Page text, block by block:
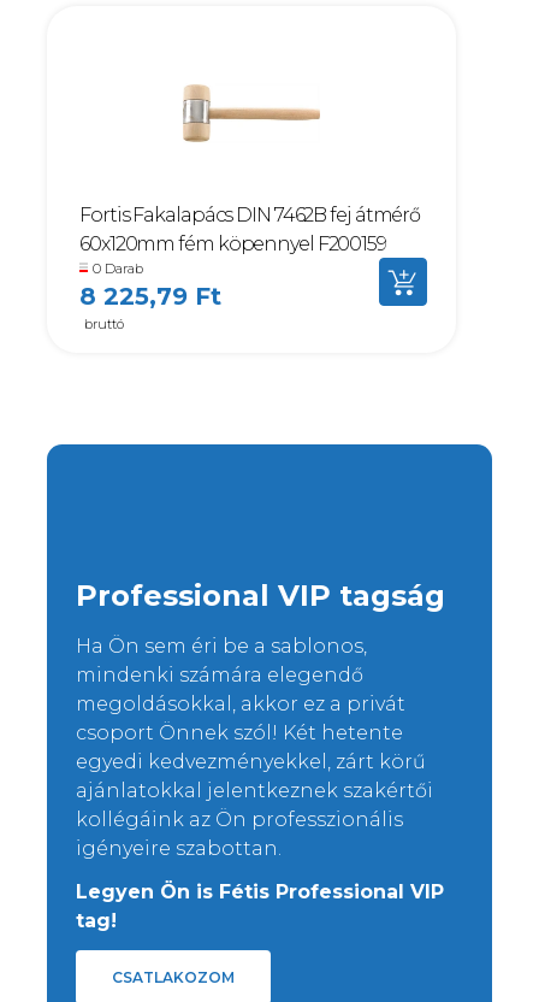
Fortis Fakalapács DIN 7462B fej átmérő
60x120mm fém köpennyel F200159
0 Darab
8 225,79 Ft
bruttó
Professional VIP tagság
Ha Ön sem éri be a sablonos,
mindenki számára elegendő
megoldásokkal, akkor ez a privát
csoport Önnek szól! Két hetente
egyedi kedvezményekkel, zárt körű
ajánlatokkal jelentkeznek szakértői
kollégáink az Ön professzionális
igényeire szabottan.
Legyen Ön is Fétis Professional VIP
tag!
CSATLAKOZOM